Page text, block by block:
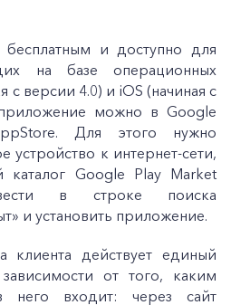
бесплатным и доступно для
на базе операционных
с версии 4.0) и iOS (начиная с
можно в Google
Для этого нужно
устройство к интернет-сети,
каталог Google Play Market
в строке поиска
и установить приложение.
клиента действует единый
от того, каким
него входит: через сайт